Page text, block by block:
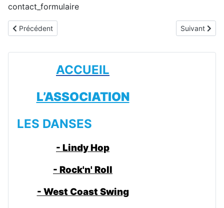
ACCUEIL
L’ASSOCIATION
LES DANSES
- Lindy Hop
- Rock'n' Roll
- West Coast Swing
contact_formulaire
Article précédent : Buffet dansant 2024 12 06
Précédent Article
Suivant